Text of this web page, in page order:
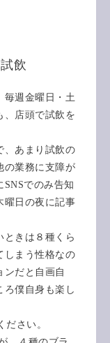
飲
毎週金曜日・土
、店頭で試飲を
、あまり試飲の
の業務に支障が
でのみ告知
曜日の夜に記事
ときは８種くら
しまう性格なの
ンだと自画自
ろ僕自身も楽し
ださい。